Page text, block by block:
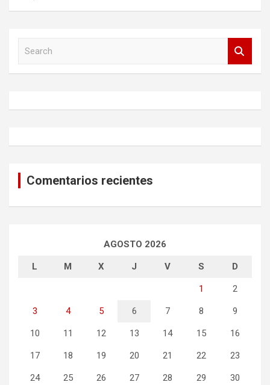
h
Comentarios recientes
AGOSTO 2026
L M X J V S D
1 2
3 4 5 6 7 8 9
10 11 12 13 14 15 16
17 18 19 20 21 22 23
24 25 26 27 28 29 30